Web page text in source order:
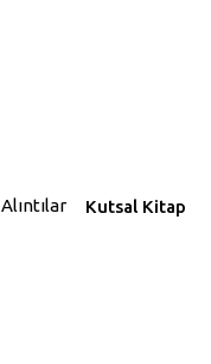
Alıntılar Kutsal Kitap